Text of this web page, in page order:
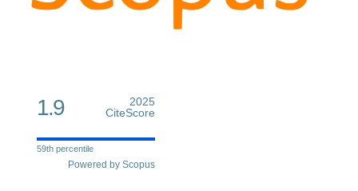
1.9
2025
CiteScore
59th percentile
Powered by Scopus